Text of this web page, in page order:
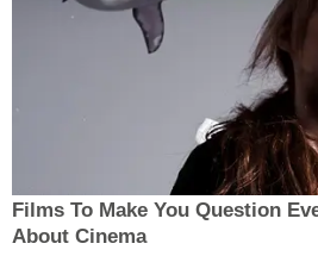
Films To Make You Question
About Cinema